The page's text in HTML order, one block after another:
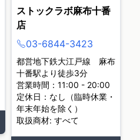
ストックラボ麻布十番
店
03-6844-3423
都営地下鉄大江戸線 麻布
十番駅より徒歩3分
営業時間：11:00 - 20:00
定休日：なし（臨時休業・
年末年始を除く）
取扱商材: すべて